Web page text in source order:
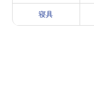
寝具